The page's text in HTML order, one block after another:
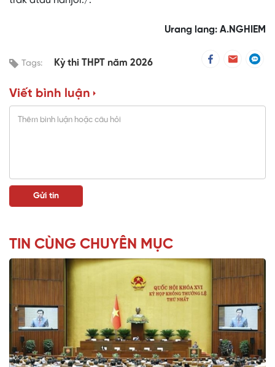
Urang lang: A.NGHIEM
Tags: Kỳ thi THPT năm 2026
Viết bình luận
TIN CÙNG CHUYÊN MỤC